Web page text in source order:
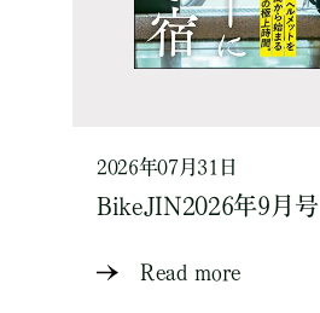
2026年07月31日
BikeJIN2026年9月号
Read more